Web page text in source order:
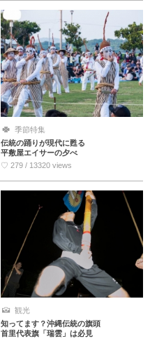
季節特集
伝統の踊りが現代に甦る
平敷屋エイサーの夕べ
♡ 279 / 13320 views
観光
知ってます？沖縄伝統の旗頭
首里代表旗「瑞雲」は必見